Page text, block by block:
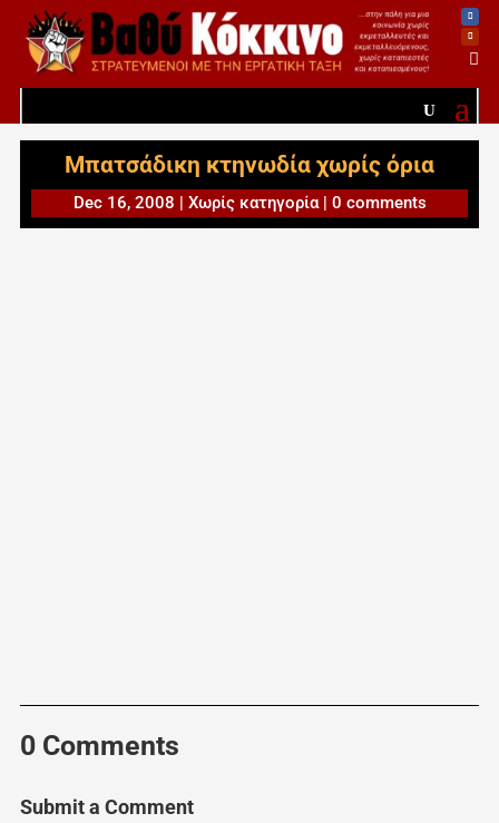

Μπατσάδικη κτηνωδία χωρίς όρια
Dec 16, 2008 | Χωρίς κατηγορία| 0 comments
0 Comments
Submit a Comment